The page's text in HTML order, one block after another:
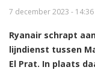
7 december 2023 - 14:36
Ryanair schrapt
lijndienst tussen
El Prat. In plaats